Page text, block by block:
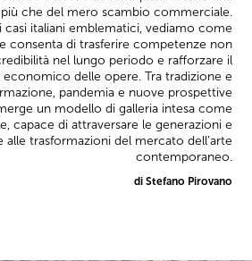
che del mero scambio commerciale.
casi italiani emblematici, vediamo come
consenta di trasferire competenze non
nel lungo periodo e rafforzare il
delle opere. Tra tradizione e
pandemia e nuove prospettive
un modello di galleria intesa come
capace di attraversare le generazioni e
alle trasformazioni del mercato dell’arte
contemporaneo.
di Stefano Pirovano